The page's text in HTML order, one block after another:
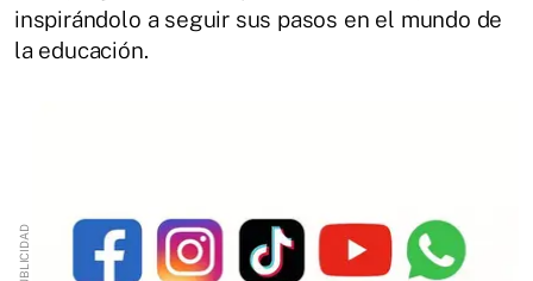
inspirándolo a seguir sus pasos en el mundo de
la educación.